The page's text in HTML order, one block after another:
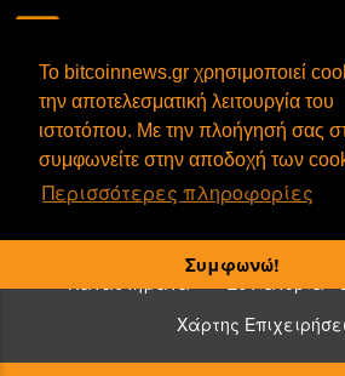
To bitcoinnews.gr χρησιμοποιεί
την αποτελεσματική λειτουργία του
ιστοτόπου. Με την πλοήγησή σας
συμφωνείτε στην αποδοχή των
Περισσότερες πληροφορίες
Συμφωνώ!
Επιχειρήσεις που δέχονται
Καταστήματα
Εστιατόρια -
Χάρτης